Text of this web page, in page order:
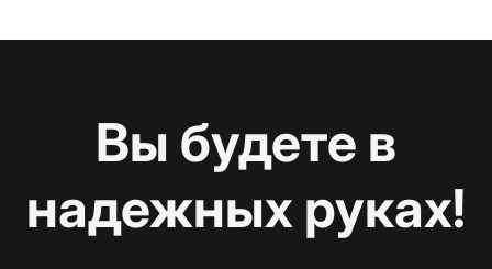
Вы будете в
надежных руках!